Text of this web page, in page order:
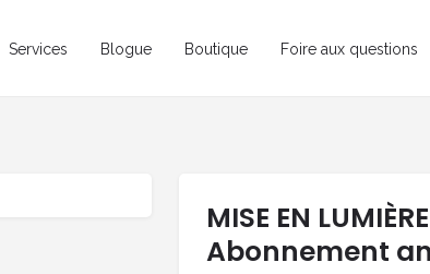
Services Blogue Boutique Foire aux questions
MISE EN
Abonnement